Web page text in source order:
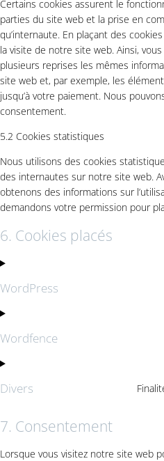
Certains cookies assurent le
parties du site web et la prise en
qu’internaute. En plaçant des
la visite de notre site web. Ainsi,
plusieurs reprises les mêmes
site web et, par exemple, les
jusqu’à votre paiement. Nous
consentement.
5.2 Cookies statistiques
Nous utilisons des cookies
des internautes sur notre site web.
obtenons des informations sur
demandons votre permission pour
6. Cookies placés
WordPress
Wordfence
Divers
7. Consentement
Lorsque vous visitez notre site web